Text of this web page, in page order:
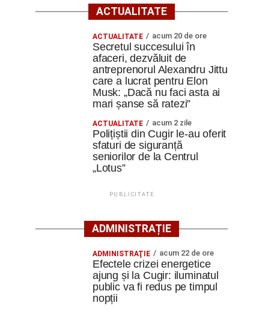
ACTUALITATE
ACTUALITATE acum 20 de ore
Secretul succesului în
afaceri, dezvăluit de
antreprenorul Alexandru Jittu
care a lucrat pentru Elon
Musk: „Dacă nu faci asta ai
mari șanse să ratezi”
ACTUALITATE acum 2 zile
Polițiștii din Cugir le-au oferit
sfaturi de siguranță
seniorilor de la Centrul
„Lotus”
PUBLICITATE
ADMINISTRAȚIE
ADMINISTRAŢIE acum 22 de ore
Efectele crizei energetice
ajung și la Cugir: iluminatul
public va fi redus pe timpul
nopții